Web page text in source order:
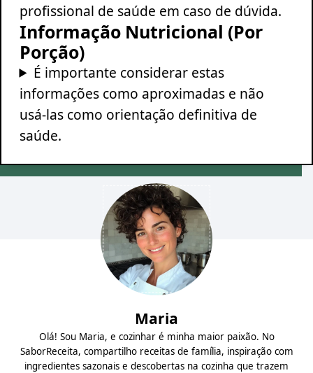
profissional de saúde em caso de dúvida.
Informação Nutricional (Por
Porção)
É importante considerar estas
informações como aproximadas e não
usá-las como orientação definitiva de
saúde.
Maria
Olá! Sou Maria, e cozinhar é minha maior paixão. No
SaborReceita, compartilho receitas de família, inspiração com
ingredientes sazonais e descobertas na cozinha que trazem